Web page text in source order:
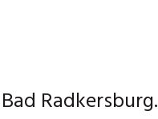
Radkersburg.